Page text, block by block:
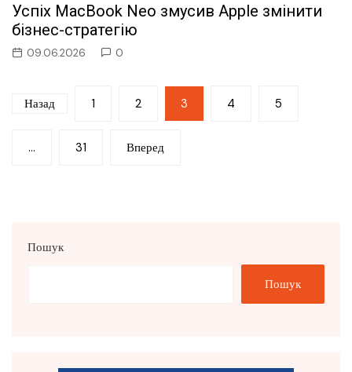
Успіх MacBook Neo змусив Apple змінити
бізнес-стратегію
09.06.2026 0
Пагінація
Назад 1 2 3 4 5
… 31 Вперед
Пошук
Пошук